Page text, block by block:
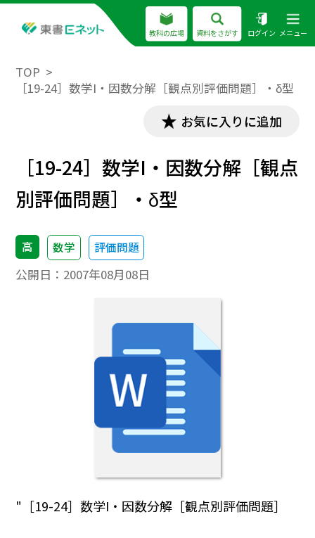
教科の広場 資料をさがす ログイン メニュー
TOP
［19-24］数学I・因数分解［観点別評価問題］・δ型
お気に入りに追加
［19-24］数学I・因数分解［観点
別評価問題］・δ型
高 数学 評価問題
公開日： 2007年08月08日
"［19-24］数学I・因数分解［観点別評価問題］